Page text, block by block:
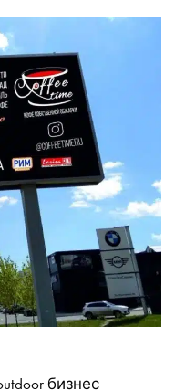
бизнес